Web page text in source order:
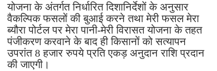
योजना के अंतर्गत निर्धारित दिशानिर्देशों के अनुसार
वैकल्पिक फसलों की बुआई करने तथा मेरी फसल मेरा
ब्यौरा पोर्टल पर मेरा पानी-मेरी विरासत योजना के तहत
पंजीकरण करवाने के बाद ही किसानों को सत्यापन
उपरांत 8 हजार रुपये प्रति एकड़ अनुदान राशि प्रदान
की जाएगी।